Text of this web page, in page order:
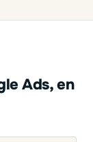
Ads, en